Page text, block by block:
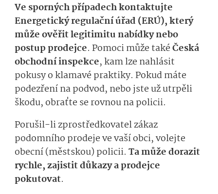
Ve sporných případech kontaktujte
Energetický regulační úřad (ERÚ), který
může ověřit legitimitu nabídky nebo
postup prodejce. Pomoci může takéČeská
obchodní inspekce, kam lze nahlásit
pokusy o klamavé praktiky. Pokud máte
podezření na podvod, nebo jste už utrpěli
škodu, obraťte se rovnou na policii.
Porušil-li zprostředkovatel zákaz
podomního prodeje ve vaší obci, volejte
obecní (městskou) policii. Ta může dorazit
rychle, zajistit důkazy a prodejce
pokutovat.